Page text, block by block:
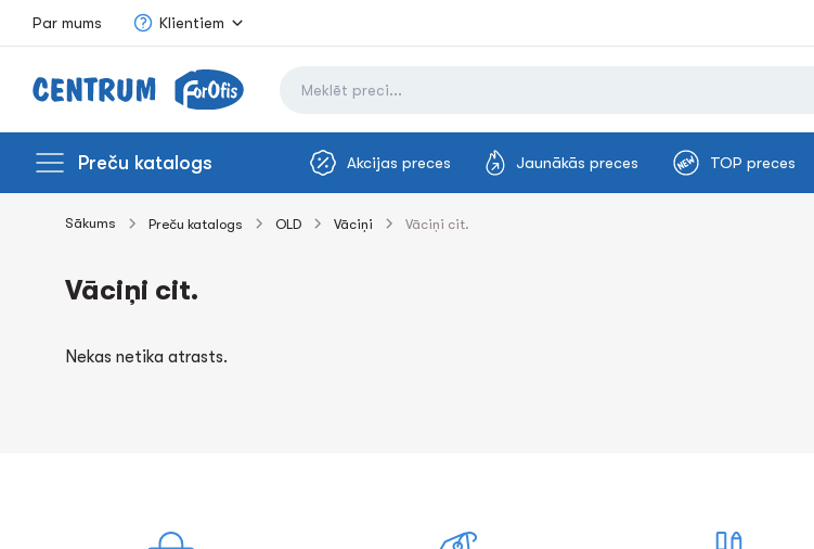
Par mums Klientiem
Preču katalogs Akcijas preces Jaunākās preces TOP preces
Sākums Preču katalogs OLD Vāciņi Vāciņi cit.
Vāciņi cit.
Nekas netika atrasts.